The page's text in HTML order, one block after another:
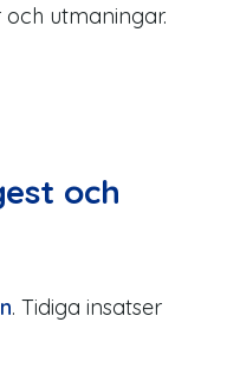
utmaningar.
och
. Tidiga insatser